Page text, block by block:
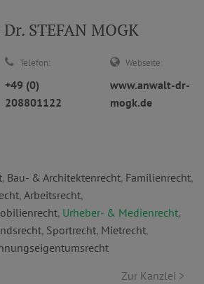
STEFAN MOGK
Telefon:
+49 (0)
208801122
Webseite:
www.anwalt-dr-
mogk.de
, Bau- & Architektenrecht, Familienrecht,
, Arbeitsrecht,
, Urheber- & Medienrecht,
, Sportrecht, Mietrecht,
Zur Kanzlei >